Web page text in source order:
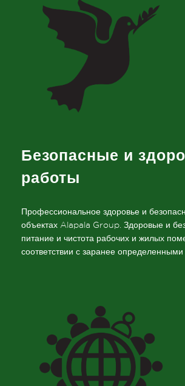
Безопасные и
работы
Профессиональное здоровье и
объектах Alapala Group. Здоровые и
питание и чистота рабочих и жилых
соответствии с заранее